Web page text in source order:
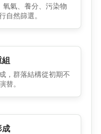
氧氣、養分、污染物
自然篩選。
，群落結構從初期不
替。
成